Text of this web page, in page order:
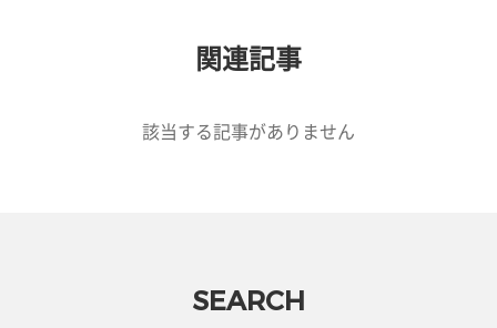
関連記事
該当する記事がありません
SEARCH